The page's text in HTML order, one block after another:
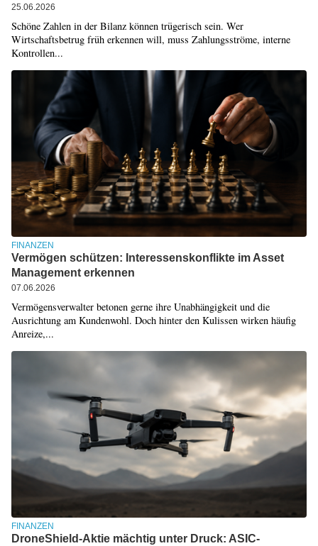
25.06.2026
Schöne Zahlen in der Bilanz können trügerisch sein. Wer
Wirtschaftsbetrug früh erkennen will, muss Zahlungsströme, interne
Kontrollen...
FINANZEN
Vermögen schützen: Interessenskonflikte im Asset
Management erkennen
07.06.2026
Vermögensverwalter betonen gerne ihre Unabhängigkeit und die
Ausrichtung am Kundenwohl. Doch hinter den Kulissen wirken häufig
Anreize,...
FINANZEN
DroneShield-Aktie mächtig unter Druck: ASIC-